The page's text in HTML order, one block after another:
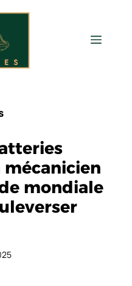
Menu
mondiale